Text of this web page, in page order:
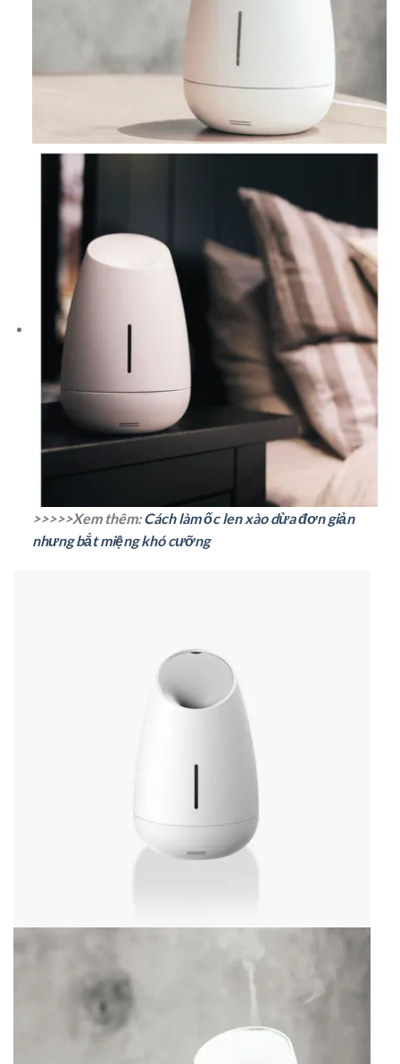
>>>>>Xem thêm:Cách làm ốc len xào dừa đơn giản
nhưng bắt miệng khó cưỡng